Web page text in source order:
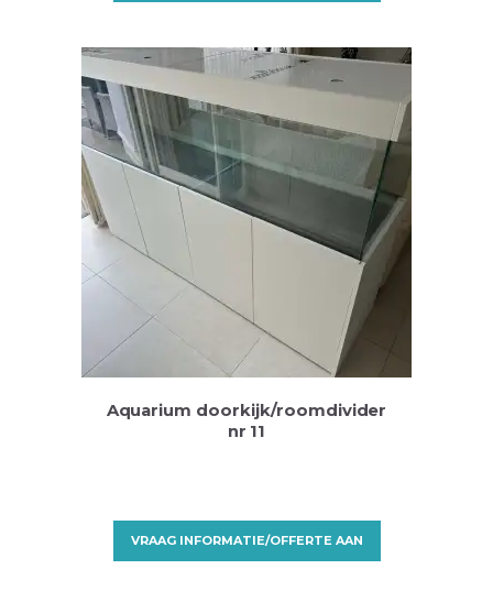
Aquarium doorkijk/roomdivider
nr 11
VRAAG INFORMATIE/OFFERTE AAN